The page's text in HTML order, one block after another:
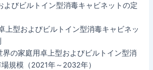
よびビルトイン型消毒キャビネットの定
上型およびビルトイン型消毒キャビネッ
界の家庭用卓上型およびビルトイン型消
規模（2021年～2032年）